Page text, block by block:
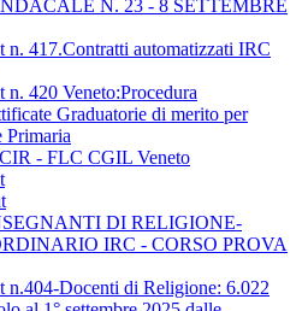
N. 23 - 8 SETTEMBRE
n. 417.Contratti automatizzati IRC
n. 420 Veneto:Procedura
Graduatorie di merito per
Primaria
- FLC CGIL Veneto
DI RELIGIONE-
IRC - CORSO PROVA
n.404-Docenti di Religione: 6.022